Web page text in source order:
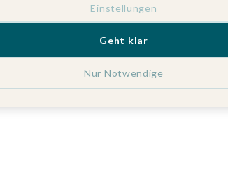
Einstellungen
Nur Notwendige
Geht klar